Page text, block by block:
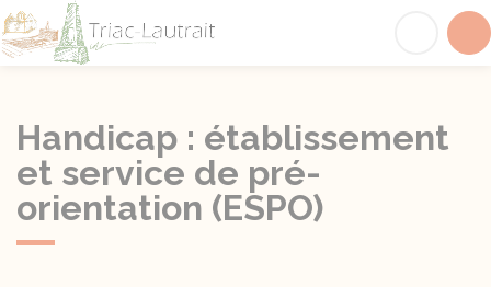
Handicap : établissement
et service de pré-
orientation (ESPO)